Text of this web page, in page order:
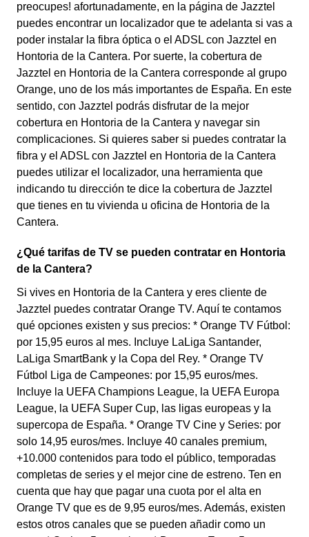
preocupes! afortunadamente, en la página de Jazztel
puedes encontrar un localizador que te adelanta si vas a
poder instalar la fibra óptica o el ADSL con Jazztel en
Hontoria de la Cantera. Por suerte, la cobertura de
Jazztel en Hontoria de la Cantera corresponde al grupo
Orange, uno de los más importantes de España. En este
sentido, con Jazztel podrás disfrutar de la mejor
cobertura en Hontoria de la Cantera y navegar sin
complicaciones. Si quieres saber si puedes contratar la
fibra y el ADSL con Jazztel en Hontoria de la Cantera
puedes utilizar el localizador, una herramienta que
indicando tu dirección te dice la cobertura de Jazztel
que tienes en tu vivienda u oficina de Hontoria de la
Cantera.
¿Qué tarifas de TV se pueden contratar en Hontoria
de la Cantera?
Si vives en Hontoria de la Cantera y eres cliente de
Jazztel puedes contratar Orange TV. Aquí te contamos
qué opciones existen y sus precios: * Orange TV Fútbol:
por 15,95 euros al mes. Incluye LaLiga Santander,
LaLiga SmartBank y la Copa del Rey. * Orange TV
Fútbol Liga de Campeones: por 15,95 euros/mes.
Incluye la UEFA Champions League, la UEFA Europa
League, la UEFA Super Cup, las ligas europeas y la
supercopa de España. * Orange TV Cine y Series: por
solo 14,95 euros/mes. Incluye 40 canales premium,
+10.000 contenidos para todo el público, temporadas
completas de series y el mejor cine de estreno. Ten en
cuenta que hay que pagar una cuota por el alta en
Orange TV que es de 9,95 euros/mes. Además, existen
estos otros canales que se pueden añadir como un